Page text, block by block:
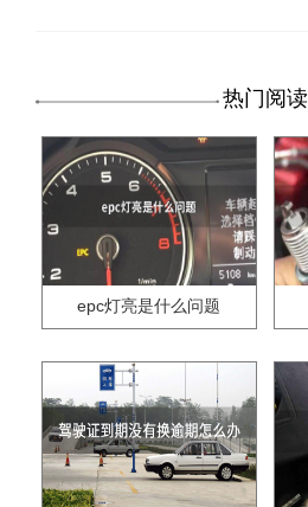
热门阅读
epc灯亮是什么问题